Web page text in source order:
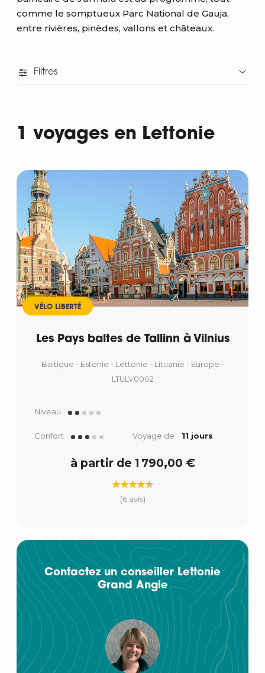
comme le somptueux Parc National de Gauja,
entre rivières, pinèdes, vallons et châteaux.
Filtres
Départ
1 voyages en Lettonie
VÉLO LIBERTÉ
Les Pays baltes de Tallinn à Vilnius
Baltique - Estonie - Lettonie - Lituanie - Europe -
LTULV0002
Niveau
Confort Voyage de 11 jours
à partir de 1 790,00 €
(6 avis)
Contactez un conseiller Lettonie
Grand Angle